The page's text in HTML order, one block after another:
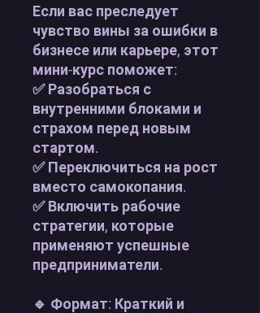
Если вас преследует
чувство вины за ошибки в
бизнесе или карьере, этот
мини-курс поможет:
✅ Разобраться с
внутренними блоками и
страхом перед новым
стартом.
✅ Переключиться на рост
вместо самокопания.
✅ Включить рабочие
стратегии, которые
применяют успешные
предприниматели.
🔹 Формат: Краткий и